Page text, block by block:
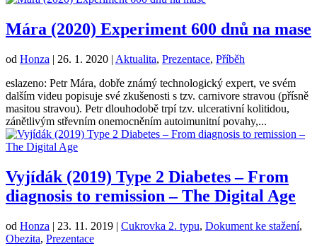
Mára (2020) Experiment 600 dnů na mase
od Honza | 26. 1. 2020 | Aktualita, Prezentace, Příběh
eslazeno: Petr Mára, dobře známý technologický expert, ve svém
dalším videu popisuje své zkušenosti s tzv. carnivore stravou (přísně
masitou stravou). Petr dlouhodobě trpí tzv. ulcerativní kolitidou,
zánětlivým střevním onemocněním autoimunitní povahy,...
Vyjídák (2019) Type 2 Diabetes – From
diagnosis to remission – The Digital Age
od Honza | 23. 11. 2019 | Cukrovka 2. typu, Dokument ke stažení,
Obezita, Prezentace